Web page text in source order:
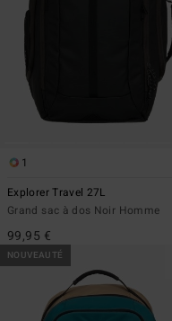
1
Explorer Travel 27L
Grand sac à dos Noir Homme
99,95 €
NOUVEAUTÉ